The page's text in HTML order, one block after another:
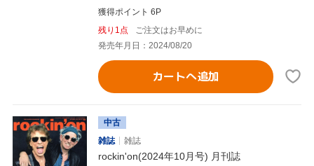
獲得ポイント 6P
残り1点
ご注文はお早めに
発売年月日：2024/08/20
カートへ追加
中古
雑誌
雑誌
rockin'on(2024年10月号) 月刊誌